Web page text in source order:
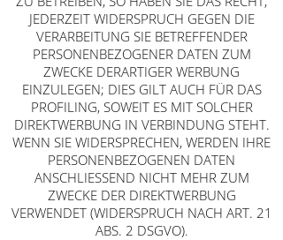
JEDERZEIT WIDERSPRUCH GEGEN DIE
VERARBEITUNG SIE BETREFFENDER
PERSONENBEZOGENER DATEN ZUM
ZWECKE DERARTIGER WERBUNG
EINZULEGEN; DIES GILT AUCH FÜR DAS
PROFILING, SOWEIT ES MIT SOLCHER
DIREKTWERBUNG IN VERBINDUNG STEHT.
WENN SIE WIDERSPRECHEN, WERDEN IHRE
PERSONENBEZOGENEN DATEN
ANSCHLIESSEND NICHT MEHR ZUM
ZWECKE DER DIREKTWERBUNG
VERWENDET (WIDERSPRUCH NACH ART. 21
ABS. 2 DSGVO).